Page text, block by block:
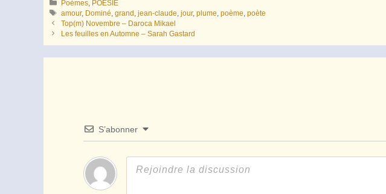
Catégories
Poèmes POESIE
Étiquettes
amour, Dominé ,grand ,jean-claude ,jour,plume ,poème ,poète
Top(m) Novembre – Daroca Mikael
Les feuilles en Automne – Sarah Gastard
S’abonner